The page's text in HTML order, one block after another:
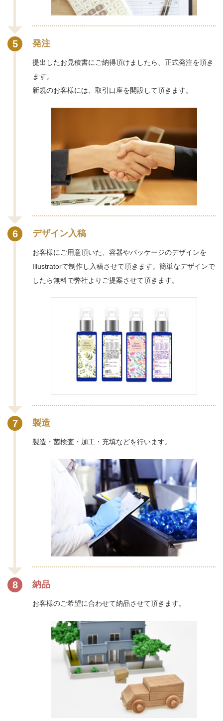
5 発注
提出したお見積書にご納得頂けましたら、正式発注を頂き
ます。
新規のお客様には、取引口座を開設して頂きます。
6 デザイン入稿
お客様にご用意頂いた、容器やパッケージのデザインを
Illustratorで制作し入稿させて頂きます。簡単なデザインで
したら無料で弊社よりご提案させて頂きます。
7 製造
製造・菌検査・加工・充填などを行います。
8 納品
お客様のご希望に合わせて納品させて頂きます。